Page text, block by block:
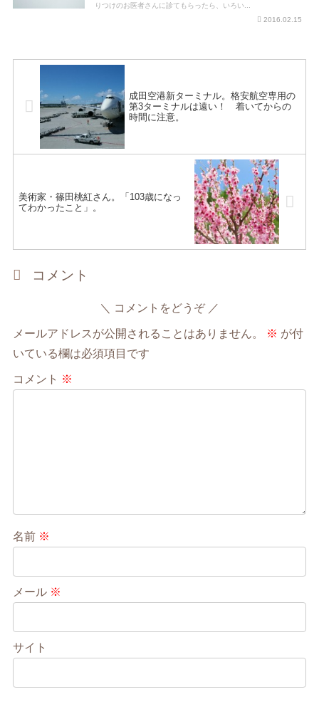
りつけのお医者さんに診てもらったら、いろい...
2016.02.15
成田空港新ターミナル。格安航空専用の
第3ターミナルは遠い！ 着いてからの
時間に注意。
美術家・篠田桃紅さん。「103歳になっ
てわかったこと」。
コメント
コメントをどうぞ
メールアドレスが公開されることはありません。 ※ が付
いている欄は必須項目です
コメント ※
名前 ※
メール ※
サイト